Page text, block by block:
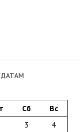
Сб Вс
3
4